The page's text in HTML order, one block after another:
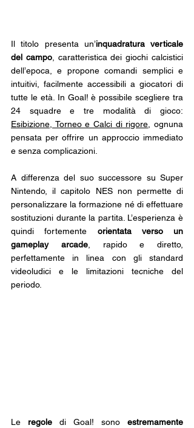
Il titolo presenta un’inquadratura verticale
del campo, caratteristica dei giochi calcistici
dell’epoca, e propone comandi semplici e
intuitivi, facilmente accessibili a giocatori di
tutte le età. In Goal! è possibile scegliere tra
Esibizione, Torneo e Calci di rigore, ognuna
pensata per offrire un approccio immediato
e senza complicazioni.
A differenza del suo successore su Super
Nintendo, il capitolo NES non permette di
personalizzare la formazione né di effettuare
sostituzioni durante la partita. L’esperienza è
quindi fortemente orientata verso un
gameplay arcade, rapido e diretto,
perfettamente in linea con gli standard
videoludici e le limitazioni tecniche del
periodo.
Le regole di Goal! sono estremamente